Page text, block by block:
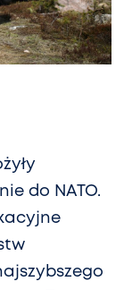
do NATO.